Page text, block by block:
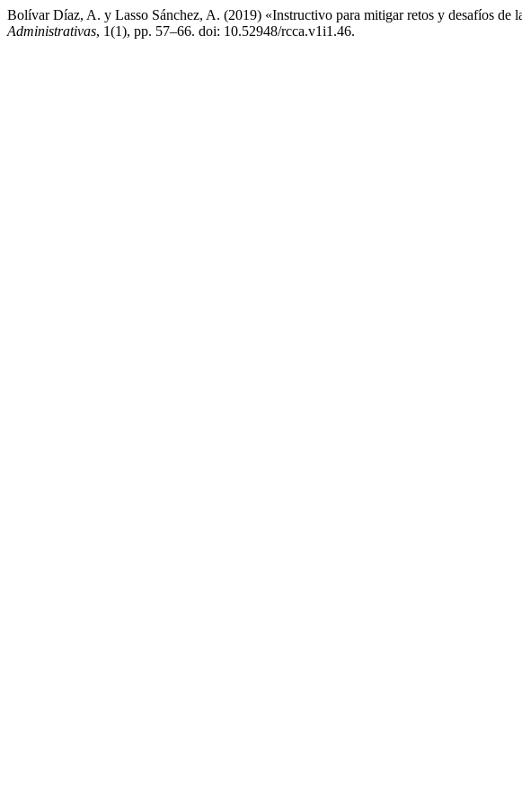
Bolívar Díaz, A. y Lasso Sánchez, A. (2019) «Instructivo para mitigar retos y desafíos de
Administrativas, 1(1), pp. 57–66. doi: 10.52948/rcca.v1i1.46.